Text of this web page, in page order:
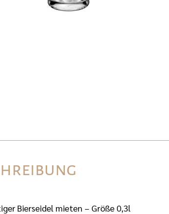
Bierseidel mieten – Größe 0,3l